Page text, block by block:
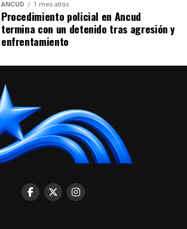
ANCUD 1 mes atrás
Procedimiento policial en Ancud
termina con un detenido tras agresión y
enfrentamiento